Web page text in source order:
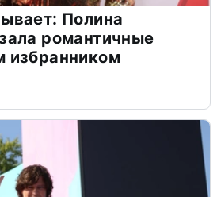
Полина
романтичные
избранником